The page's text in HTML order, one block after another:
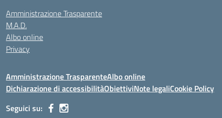
Amministrazione Trasparente
M.A.D.
Albo online
Privacy
Amministrazione TrasparenteAlbo online
Dichiarazione di accessibilitàObiettiviNote legaliCookie Policy
Seguici su: